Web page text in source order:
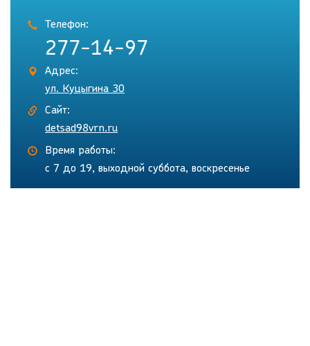
Телефон:
277-14-97
Адрес:
ул. Куцыгина 30
Сайт:
detsad98vrn.ru
Время работы:
с 7 до 19, выходной суббота, воскресенье